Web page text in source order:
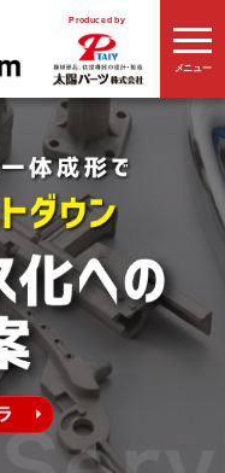
Produced by
メニュー